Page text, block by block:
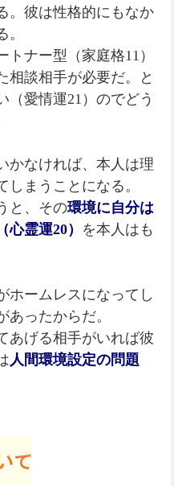
。彼は性格的にもなか
ナー型（家庭格11）
相談相手が必要だ。と
（愛情運21）のでどう
かなければ、本人は理
まうことになる。
と、その環境に自分は
霊運20）
を本人はも
ホームレスになってし
あったからだ。
あげる相手がいれば彼
人間環境設定の問題